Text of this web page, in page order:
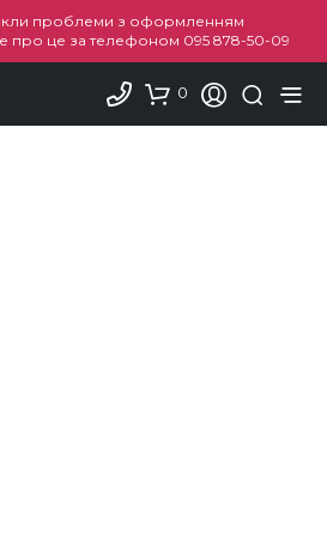
проблеми з оформленням
про це за телефоном 095 878-50-09
0